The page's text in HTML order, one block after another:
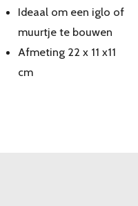
Ideaal om een iglo of
muurtje te bouwen
Afmeting 22 x 11 x11
cm